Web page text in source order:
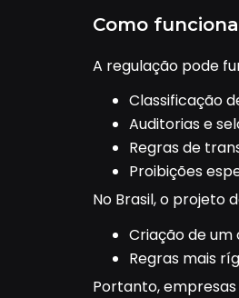
Como
A regulação pode
Classificação
Auditorias e
Regras de
Proibições
No Brasil, o projeto
Criação de um
Regras mais
Portanto, empresas